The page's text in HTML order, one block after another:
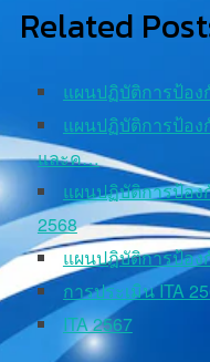
Related
แผนปฏิบัติการป้อง
แผนปฏิบัติการป้อ
และค…
แผนปฏิบัติการป้อ
2568
แผนปฎิบัติการป้อง
การประเมิน ITA
ITA 2567